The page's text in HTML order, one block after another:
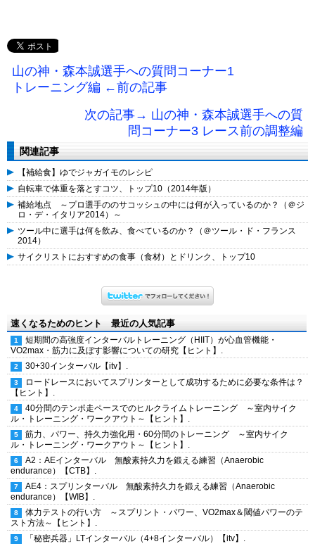
山の神・森本誠選手への質問コーナー1
トレーニング編 ←前の記事
次の記事→ 山の神・森本誠選手への質
問コーナー3 レース前の調整編
関連記事
【補給食】ゆでジャガイモのレシピ
自転車で体重を落とすコツ、トップ10（2014年版）
補給地点 ～プロ選手ののサコッシュの中には何が入っているのか？（＠ジ
ロ・デ・イタリア2014）～
ツール中に選手は何を飲み、食べているのか？（＠ツール・ド・フランス
2014）
サイクリストにおすすめの食事（食材）とドリンク、トップ10
速くなるためのヒント 最近の人気記事
短期間の高強度インターバルトレーニング（HIIT）が心血管機能・
VO2max・筋力に及ぼす影響についての研究【ヒント】.
30+30インターバル【itv】.
ロードレースにおいてスプリンターとして成功するために必要な条件は？
【ヒント】.
40分間のテンポ走ペースでのヒルクライムトレーニング ～室内サイク
ル・トレーニング・ワークアウト～【ヒント】.
筋力、パワー、持久力強化用・60分間のトレーニング ～室内サイク
ル・トレーニング・ワークアウト～【ヒント】.
A2：AEインターバル 無酸素持久力を鍛える練習（Anaerobic
endurance）【CTB】.
AE4：スプリンターバル 無酸素持久力を鍛える練習（Anaerobic
endurance）【WIB】.
体力テストの行い方 ～スプリント・パワー、VO2max＆閾値パワーのテ
スト方法～【ヒント】.
「秘密兵器」LTインターバル（4+8インターバル）【itv】.